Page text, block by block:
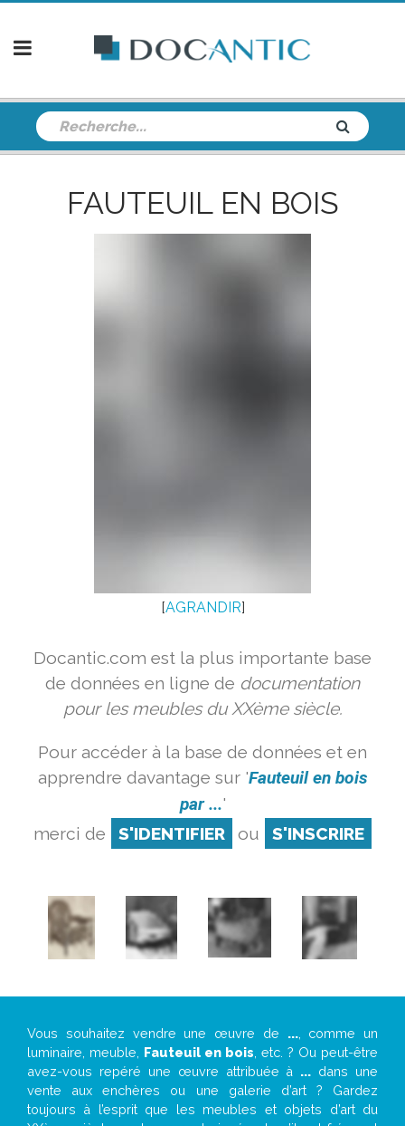
FAUTEUIL EN BOIS
[AGRANDIR]
Docantic.com est la plus importante base
de données en ligne de documentation
pour les meubles du XXème siècle.
Pour accéder à la base de données et en
apprendre davantage sur 'Fauteuil en bois
par ...'
merci de
S'IDENTIFIER ou S'INSCRIRE
Vous souhaitez vendre une œuvre de ..., comme un
luminaire, meuble, Fauteuil en bois , etc. ? Ou peut-être
avez-vous repéré une œuvre attribuée à ... dans une
vente aux enchères ou une galerie d’art ? Gardez
toujours à l’esprit que les meubles et objets d’art du